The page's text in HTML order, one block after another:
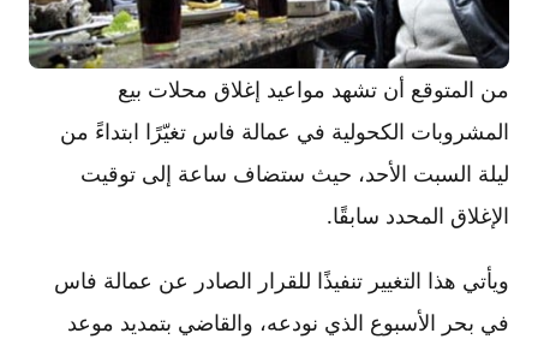
من المتوقع أن تشهد مواعيد إغلاق محلات بيع
المشروبات الكحولية في عمالة فاس تغيّرًا ابتداءً من
ليلة السبت الأحد، حيث ستضاف ساعة إلى توقيت
الإغلاق المحدد سابقًا.
ويأتي هذا التغيير تنفيذًا للقرار الصادر عن عمالة فاس
في بحر الأسبوع الذي نودعه، والقاضي بتمديد موعد